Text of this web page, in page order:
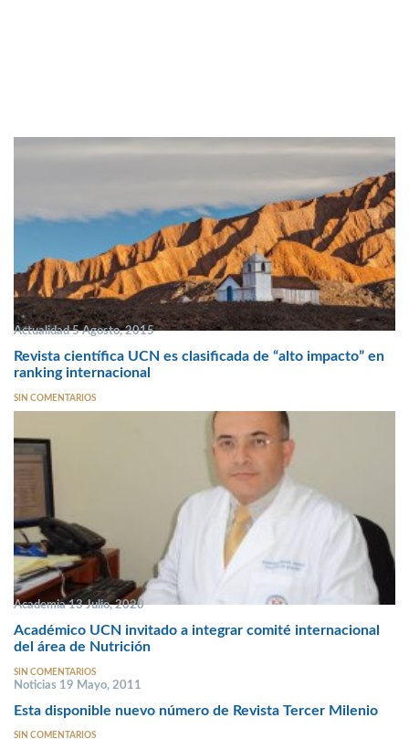
Actualidad 5 Agosto, 2015
Revista científica UCN es clasificada de “alto impacto” en
ranking internacional
SIN COMENTARIOS
Academia 13 Julio, 2020
Académico UCN invitado a integrar comité internacional
del área de Nutrición
SIN COMENTARIOS
Noticias 19 Mayo, 2011
Esta disponible nuevo número de Revista Tercer Milenio
SIN COMENTARIOS